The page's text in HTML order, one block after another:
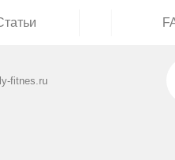
fitnes.ru